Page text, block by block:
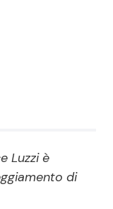
Serie TV
News
Luzzi è
di